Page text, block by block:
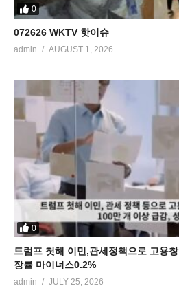
0
072626 WKTV 핫이슈
admin AUGUST 1, 2026
0
트럼프 첫해 이민,관세정책으로 고용
장률 마이너스0.2%
admin JULY 25, 2026